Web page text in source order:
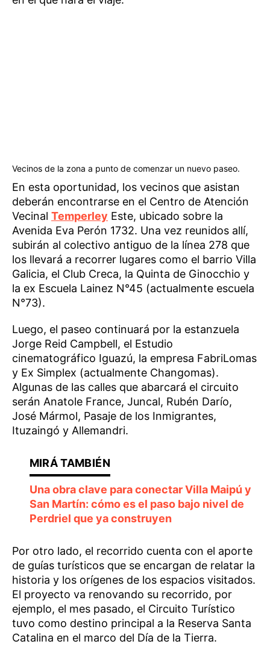
Vecinos de la zona a punto de comenzar un nuevo paseo.
En esta oportunidad, los vecinos que asistan
deberán encontrarse en el Centro de Atención
Vecinal Temperley Este, ubicado sobre la
Avenida Eva Perón 1732. Una vez reunidos allí,
subirán al colectivo antiguo de la línea 278 que
los llevará a recorrer lugares como el barrio Villa
Galicia, el Club Creca, la Quinta de Ginocchio y
la ex Escuela Lainez N°45 (actualmente escuela
N°73).
Luego, el paseo continuará por la estanzuela
Jorge Reid Campbell, el Estudio
cinematográfico Iguazú, la empresa FabriLomas
y Ex Simplex (actualmente Changomas).
Algunas de las calles que abarcará el circuito
serán Anatole France, Juncal, Rubén Darío,
José Mármol, Pasaje de los Inmigrantes,
Ituzaingó y Allemandri.
Una obra clave para conectar Villa Maipú y
San Martín: cómo es el paso bajo nivel de
Perdriel que ya construyen
Por otro lado, el recorrido cuenta con el aporte
de guías turísticos que se encargan de relatar la
historia y los orígenes de los espacios visitados.
El proyecto va renovando su recorrido, por
ejemplo, el mes pasado, el Circuito Turístico
tuvo como destino principal a la Reserva Santa
Catalina en el marco del Día de la Tierra.